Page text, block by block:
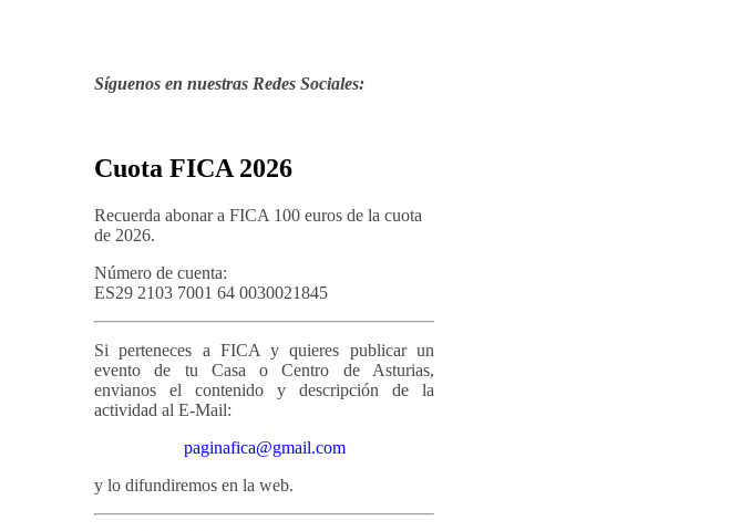
Síguenos en nuestras Redes Sociales:
Cuota FICA 2026
Recuerda abonar a FICA 100 euros de la cuota
de 2026.
Número de cuenta:
ES29 2103 7001 64 0030021845
Si perteneces a FICA y quieres publicar un
evento de tu Casa o Centro de Asturias,
envianos el contenido y descripción de la
actividad al E-Mail:
paginafica@gmail.com
y lo difundiremos en la web.